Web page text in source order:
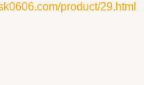
product/29.html